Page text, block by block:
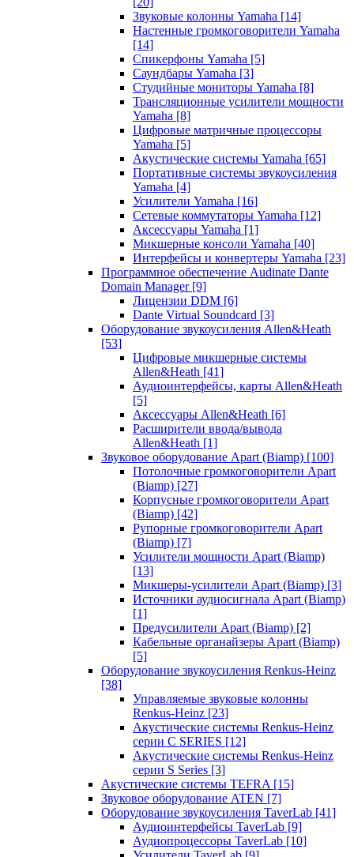
Звуковые колонны Yamaha [14]
Настенные громкоговорители Yamaha
[14]
Спикерфоны Yamaha [5]
Саундбары Yamaha [3]
Студийные мониторы Yamaha [8]
Трансляционные усилители мощности
Yamaha [8]
Цифровые матричные процессоры
Yamaha [5]
Акустические системы Yamaha [65]
Портативные системы звукоусиления
Yamaha [4]
Усилители Yamaha [16]
Сетевые коммутаторы Yamaha [12]
Аксессуары Yamaha [1]
Микшерные консоли Yamaha [40]
Интерфейсы и конвертеры Yamaha [23]
Программное обеспечение Audinate Dante
Domain Manager [9]
Лицензии DDM [6]
Dante Virtual Soundcard [3]
Оборудование звукоусиления Allen&Heath
[53]
Цифровые микшерные системы
Allen&Heath [41]
Аудиоинтерфейсы, карты Allen&Heath
[5]
Аксессуары Allen&Heath [6]
Расширители ввода/вывода
Allen&Heath [1]
Звуковое оборудование Apart (Biamp) [100]
Потолочные громкоговорители Apart
(Biamp) [27]
Корпусные громкоговорители Apart
(Biamp) [42]
Рупорные громкоговорители Apart
(Biamp) [7]
Усилители мощности Apart (Biamp)
[13]
Микшеры-усилители Apart (Biamp) [3]
Источники аудиосигнала Apart (Biamp)
[1]
Предусилители Apart (Biamp) [2]
Кабельные органайзеры Apart (Biamp)
[5]
Оборудование звукоусиления Renkus-Heinz
[38]
Управляемые звуковые колонны
Renkus-Heinz [23]
Акустические системы Renkus-Heinz
серии C SERIES [12]
Акустические системы Renkus-Heinz
серии S Series [3]
Акустические системы TEFRA [15]
Звуковое оборудование ATEN [7]
Оборудование звукоусиления TaverLab [41]
Аудиоинтерфейсы TaverLab [9]
Аудиопроцессоры TaverLab [10]